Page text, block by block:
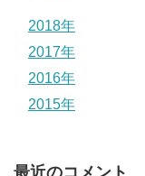
2018年
2017年
2016年
2015年
最近のコメント